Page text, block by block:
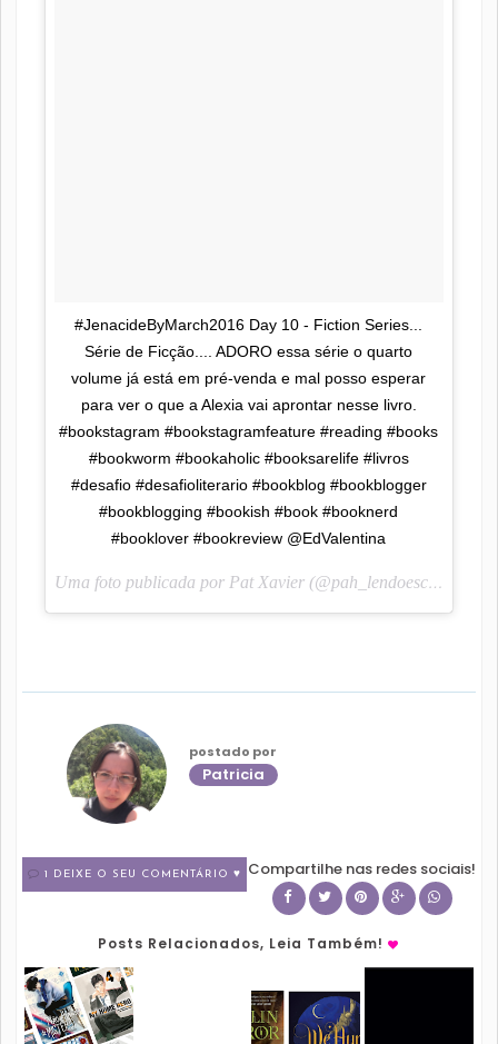
#JenacideByMarch2016 Day 10 - Fiction Series...
Série de Ficção.... ADORO essa série o quarto
volume já está em pré-venda e mal posso esperar
para ver o que a Alexia vai aprontar nesse livro.
#bookstagram #bookstagramfeature #reading #books
#bookworm #bookaholic #booksarelife #livros
#desafio #desafioliterario #bookblog #bookblogger
#bookblogging #bookish #book #booknerd
#booklover #bookreview @EdValentina
Uma foto publicada por Pat Xavier (@pah_lendoescrevendo) em
postado por
Patricia
1 DEIXE O SEU COMENTÁRIO ♥ Compartilhe nas redes sociais!
Posts Relacionados, Leia Também!